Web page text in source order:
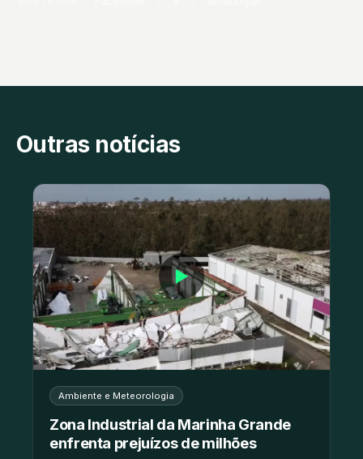
Outras notícias
▶
Ambiente e Meteorologia
Zona Industrial da Marinha Grande
enfrenta prejuízos de milhões